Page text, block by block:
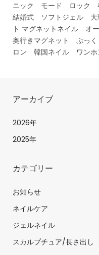
ニック モード ロッ
結婚式 ソフトジェル
ト マグネットネイル
奥行きマグネット ぷっ
ロン 韓国ネイル ワン
アーカイブ
2026年
2025年
カテゴリー
お知らせ
ネイルケア
ジェルネイル
スカルプチュア/長さ出し